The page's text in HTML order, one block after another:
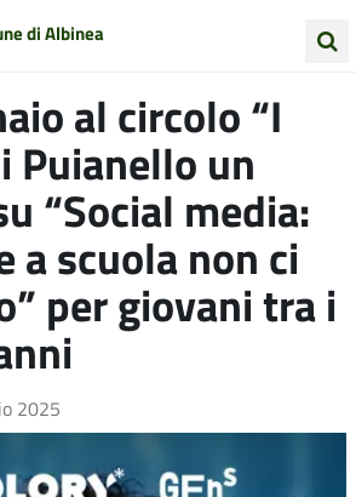
di Albinea
Comune Vivi Albinea
Colline Matildiche
al circolo “I
Puianello un
“Social media:
a scuola non ci
per giovani tra i
2025